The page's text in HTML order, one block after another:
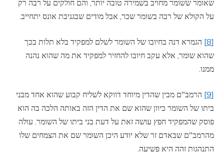
שאומר ששומר מחויב בשמירה טובה יותר, והם חולקים על רבה רק
על הקולא של רבה בשומר שכר, אבל מודים שבגניבת אונס יתחייב.
[8]
הגמרא דנה בחיובו של השומר לשלם למפקיד בלא תלות בכך
שהוא שומר, אלא עקב חיובו להחזיר למפקיד את מה שהוא נהנה
ממנו.
[9]
הרמב"ם מבין שהדין מיוחד דווקא לשליח קבוע שהוא אחד מבני
ביתו של השומר כיוון שהוא שם את הדין הזה באותה הלכה בה הוא
פוסק שהמפקיד חפץ עושה זאת על דעת בני ביתו של השומר. עולה
מהרמב"ם שבאדם זר שלא יודע היכן השומר שם את הצמחים שלו
התנהגות זהה היא פשיעה.